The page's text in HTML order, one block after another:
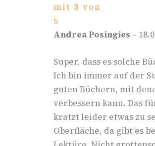
mit 3 von
5
Andrea Posingies –
Super, dass es solche
Ich bin immer auf der
guten Büchern, mit
verbessern kann. Das
kratzt leider etwas zu
Oberfläche, da gibt es